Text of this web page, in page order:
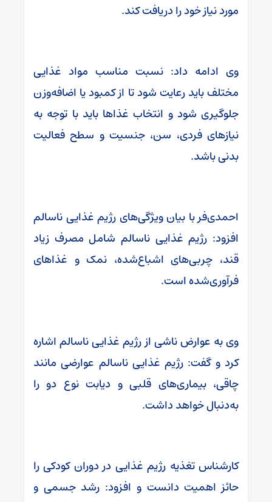
مورد نیاز خود را دریافت کند.
وی ادامه داد: نسبت مناسب مواد غذایی
مختلف باید رعایت شود تا از کمبود یا اضافه‌وزن
جلوگیری شود و انتخاب غذاها باید با توجه به
نیازهای فردی، سن، جنسیت و سطح فعالیت
بدنی باشد.
احمدی‌فر با بیان ویژگی‌های رژیم غذایی ناسالم
افزود: رژیم غذایی ناسالم شامل مصرف زیاد
قند، چربی‌های اشباع‌شده، نمک و غذاهای
فرآوری‌شده است.
وی به عوارض ناشی از رژیم غذایی ناسالم اشاره
کرد و گفت: رژیم غذایی ناسالم عوارضی مانند
چاقی، بیماری‌های قلبی و دیابت نوع دو را
به‌دنبال خواهد داشت.
کارشناس تغذیه رژیم غذایی در دوران کودکی را
حائز اهمیت دانست و افزود: رشد جسمی و